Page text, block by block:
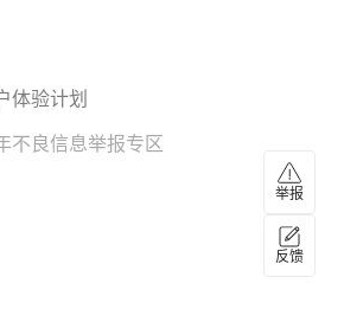
指令 要求检查部分波音客
于9月10日生效。（央视新闻）
体验计划
不良信息举报专区
举报
反馈